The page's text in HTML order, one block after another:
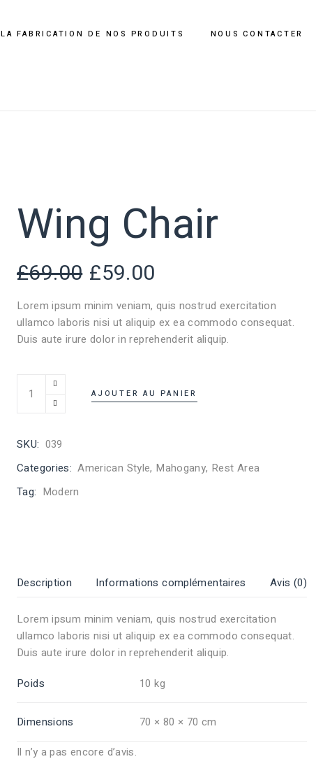
LA FABRICATION DE NOS PRODUITS NOUS CONTACTER
Wing Chair
£69.00 £59.00
Lorem ipsum minim veniam, quis nostrud exercitation
ullamco laboris nisi ut aliquip ex ea commodo consequat.
Duis aute irure dolor in reprehenderit aliquip.
AJOUTER AU PANIER
SKU: 039
Categories: American Style, Mahogany, Rest Area
Tag: Modern
Description Informations complémentaires Avis (0)
Lorem ipsum minim veniam, quis nostrud exercitation
ullamco laboris nisi ut aliquip ex ea commodo consequat.
Duis aute irure dolor in reprehenderit aliquip.
Poids
10 kg
Dimensions
70 × 80 × 70 cm
Il n’y a pas encore d’avis.